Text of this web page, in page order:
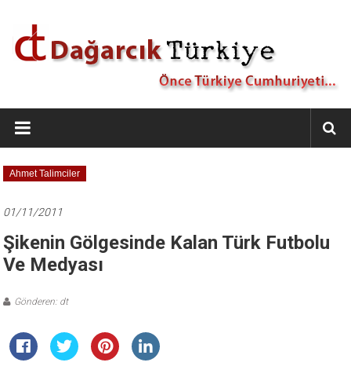
Dağarcık
Türkiye
Önce
Türkiye
Ahmet Talimciler
01/11/2011
Şikenin Gölgesinde Kalan Türk Futbolu
Ve Medyası
Gönderen: dt